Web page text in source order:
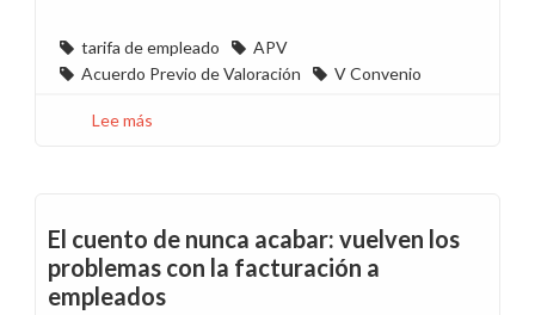
tarifa de empleado
APV
Acuerdo Previo de Valoración
V Convenio
Lee más
de
facturación
de
fluido
El cuento de nunca acabar: vuelven los
problemas con la facturación a
empleados